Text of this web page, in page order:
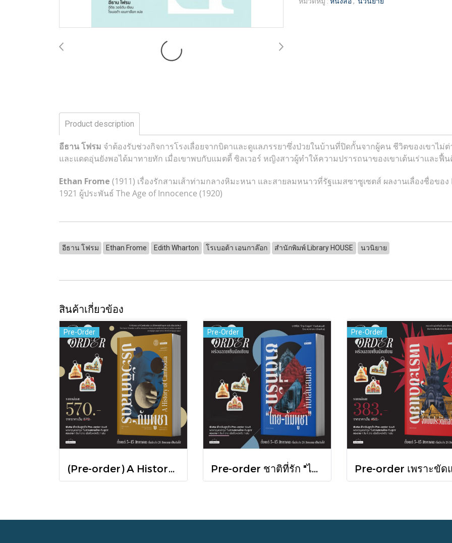
Product description
อีธาน โฟรม จำต้องรับช่วงกิจการโรงเลื่อยจากบิดาและดูแลภรรยาซึ่งป่วยในบ้านที่ปิดกั้นจากผู้คน ชีวิตของเขาไม่
และแดดอุ่นยังพอได้มาทายทัก เมื่อเขาพบกับแมตตี้ ซิลเวอร์ หญิงสาวผู้ทำให้ความปรารถนาของเขาเต้นเร่าและฟื้
Ethan Frome (1911) เรื่องรักสามเส้าท่ามกลางหิมะหนา และสายลมหนาวที่รัฐแมสซาซูเซตส์ ผลงานเลื่องชื่อขอ
1921 ผู้ประพันธ์ The Age of Innocence (1920)
อีธาน โฟรม Ethan Frome Edith Wharton โรเบอต้า เอนกาล๊อก สำนักพิมพ์ Library HOUSE นวนิยาย
สินค้าเกี่ยวข้อง
Pre-Order
(Pre-order) A History of Cambodia ประวัติศาสตร์กัมพูชา (ฉบับปรับปรุงใหม่) / David Chandler / มติชน
Pre-Order
Pre-order ชาติที่รัก "ไทย-กัมพูชา" กับเส้นสมมติ / พวงทอง ภวัครพันธุ์ / มติชน
Pre-Order